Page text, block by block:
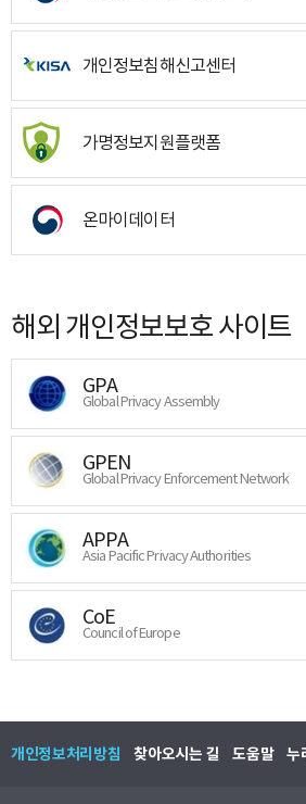
개인정보침해신고센터
가명정보지원플랫폼
온마이데이터
해외 개인정보보호 사이트
GPA
Global Privacy Assembly
GPEN
Global Privacy Enforcement Network
APPA
Asia Pacific Privacy Authorities
CoE
Council of Europe
개인정보처리방침 찾아오시는 길 도움말 누